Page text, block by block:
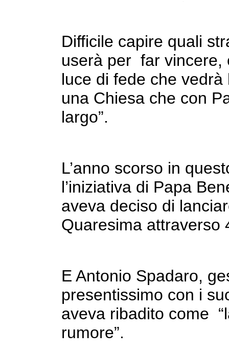
Difficile capire quali
userà per far vincere,
luce di fede che
una Chiesa che con
largo”.
L’anno scorso in
l’iniziativa di Papa
aveva deciso di
Quaresima attraverso
E Antonio Spadaro,
presentissimo con i
aveva ribadito come
rumore”.